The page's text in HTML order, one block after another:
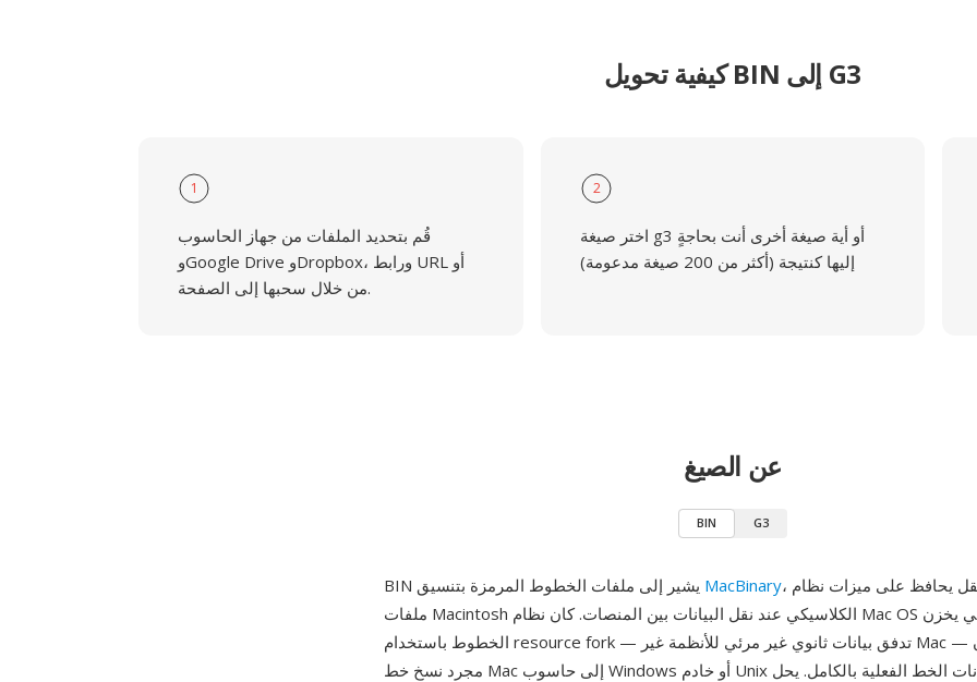
كيفية تحويل BIN إلى G3
1
قُم بتحديد الملفات من جهاز الحاسوب
وGoogle Drive وDropbox، ورابط URL أو
من خلال سحبها إلى الصفحة.
2
اختر صيغة g3 أو أية صيغة أخرى أنت بحاجةٍ
إليها كنتيجة (أكثر من 200 صيغة مدعومة)
عن الصيغ
BIN G3
MacBinary، وهو تنسيق نقل يحافظ على ميزات نظام
ملفات Macintosh الكلاسيكي عند نقل البيانات بين المنصات. كان نظام Mac OS الكلاسيكي يخزن
الخطوط باستخدام resource fork — تدفق بيانات ثانوي غير مرئي للأنظمة غير Mac — مما يعني أن
مجرد نسخ خط Mac إلى حاسوب Windows أو خادم Unix كان يجرد بيانات الخط الفعلية بالكامل. يحل